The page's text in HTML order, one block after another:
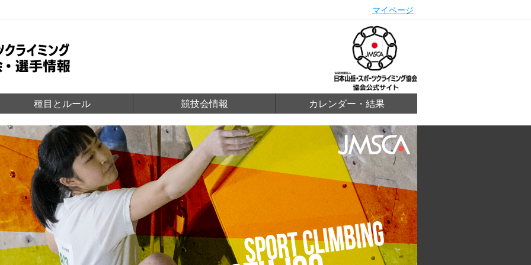
マイページ
種目とルール 競技会情報 カレンダー・結果